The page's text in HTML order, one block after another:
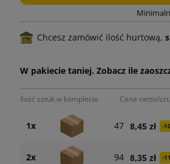
Chcesz zamówić ilość hurtową,
W pakiecie taniej. Zobacz ile
Ilość sztuk w komplecie Cena netto/szt.
1x 47 8,45 zł -
2x 94 8,35 zł -